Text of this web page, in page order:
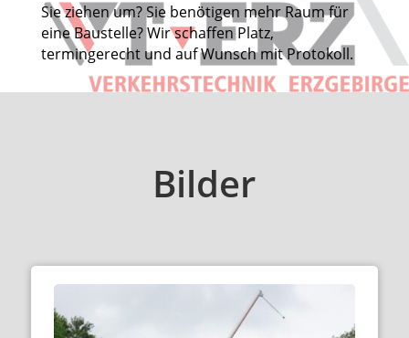
Sie ziehen um? Sie benötigen mehr Raum für
eine Baustelle? Wir schaffen Platz,
termingerecht und auf Wunsch mit Protokoll.
Bilder